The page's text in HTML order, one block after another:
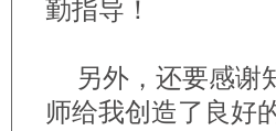
勤指导！
另外，还要感谢
师给我创造了良好